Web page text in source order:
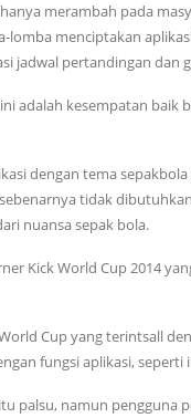
merambah pada
menciptakan
jadwal pertandingan dan
adalah kesempatan
dengan tema
tidak
nuansa sepak bola.
Kick World Cup 2014
Cup yang terintsall
fungsi aplikasi,
palsu, namun